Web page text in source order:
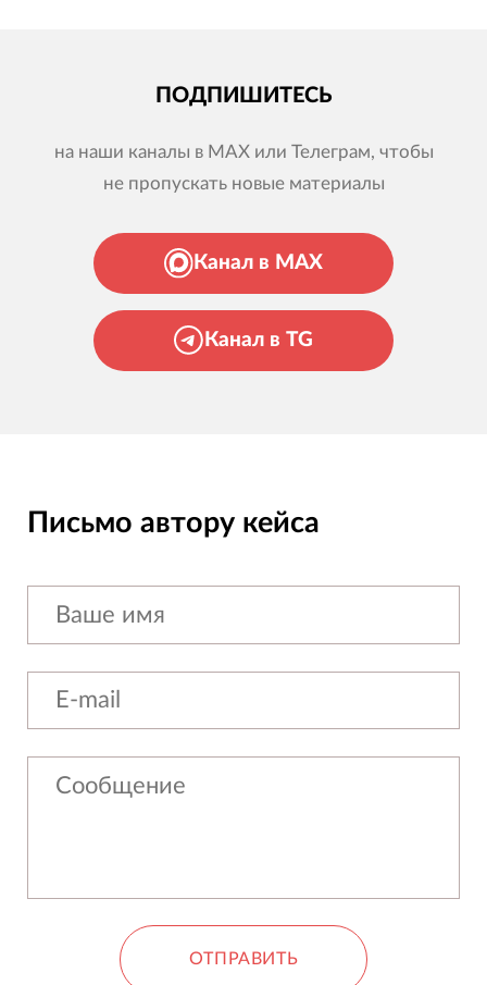
ПОДПИШИТЕСЬ
на наши каналы в MAX или Телеграм, чтобы
не пропускать новые материалы
Канал в MAX
Канал в TG
Письмо автору кейса
ОТПРАВИТЬ